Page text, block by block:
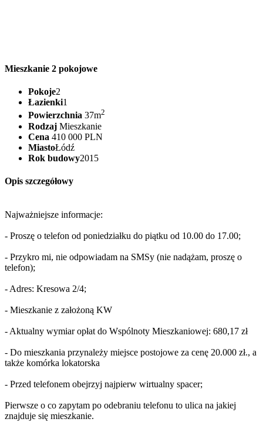
Mieszkanie 2 pokojowe
Pokoje2
Łazienki1
Powierzchnia 37m2
Rodzaj Mieszkanie
Cena 410 000 PLN
MiastoŁódź
Rok budowy2015
Opis szczegółowy
Najważniejsze informacje:
- Proszę o telefon od poniedziałku do piątku od 10.00 do 17.00;
- Przykro mi, nie odpowiadam na SMSy (nie nadążam, proszę o
telefon);
- Adres: Kresowa 2/4;
- Mieszkanie z założoną KW
- Aktualny wymiar opłat do Wspólnoty Mieszkaniowej: 680,17 zł
- Do mieszkania przynależy miejsce postojowe za cenę 20.000 zł., a
także komórka lokatorska
- Przed telefonem obejrzyj najpierw wirtualny spacer;
Pierwsze o co zapytam po odebraniu telefonu to ulica na jakiej
znajduje się mieszkanie.